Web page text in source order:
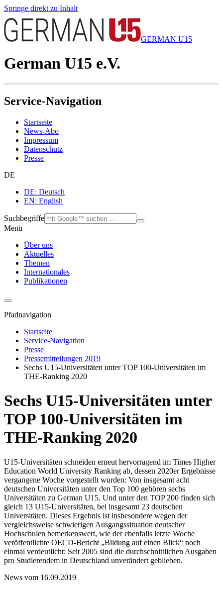
Springe direkt zu Inhalt
GERMAN U15
German U15 e.V.
Service-Navigation
Startseite
News-Abo
Impressum
Datenschutz
Presse
DE
DE: Deutsch
EN: English
Suchbegriffe
Menü
Über uns
Aktuelles
Themen
Internationales
Publikationen
Pfadnavigation
Startseite
Service-Navigation
Presse
Pressemitteilungen 2019
Sechs U15-Universitäten unter TOP 100-Universitäten im
THE-Ranking 2020
Sechs U15-Universitäten unter
TOP 100-Universitäten im
THE-Ranking 2020
U15-Universitäten schneiden erneut hervorragend im Times Higher
Education World University Ranking ab, dessen 2020er Ergebnisse
vergangene Woche vorgestellt wurden: Von insgesamt acht
deutschen Universitäten unter den Top 100 gehören sechs
Universitäten zu German U15. Und unter den TOP 200 finden sich
gleich 13 U15-Universitäten, bei insgesamt 23 deutschen
Universitäten. Dieses Ergebnis ist insbesondere wegen der
vergleichsweise schwierigen Ausgangssituation deutscher
Hochschulen bemerkenswert, wie der ebenfalls letzte Woche
veröffentlichte OECD-Bericht „Bildung auf einen Blick“ noch
einmal verdeutlicht: Seit 2005 sind die durchschnittlichen Ausgaben
pro Studierendem in Deutschland unverändert geblieben.
News vom 16.09.2019